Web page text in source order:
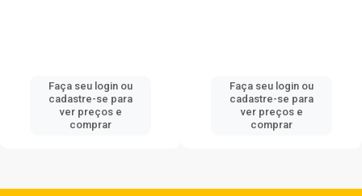
Faça seu login ou
cadastre-se para
ver preços e
comprar
Faça seu login ou
cadastre-se para
ver preços e
comprar